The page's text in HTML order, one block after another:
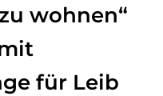
wohnen“
für Leib